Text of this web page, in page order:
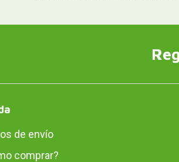
de envío
comprar?